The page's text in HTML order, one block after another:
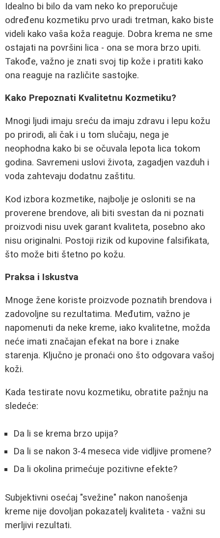
Idealno bi bilo da vam neko ko preporučuje
određenu kozmetiku prvo uradi tretman, kako biste
videli kako vaša koža reaguje. Dobra krema ne sme
ostajati na površini lica - ona se mora brzo upiti.
Takođe, važno je znati svoj tip kože i pratiti kako
ona reaguje na različite sastojke.
Kako Prepoznati Kvalitetnu Kozmetiku?
Mnogi ljudi imaju sreću da imaju zdravu i lepu kožu
po prirodi, ali čak i u tom slučaju, nega je
neophodna kako bi se očuvala lepota lica tokom
godina. Savremeni uslovi života, zagadjen vazduh i
voda zahtevaju dodatnu zaštitu.
Kod izbora kozmetike, najbolje je osloniti se na
proverene brendove, ali biti svestan da ni poznati
proizvodi nisu uvek garant kvaliteta, posebno ako
nisu originalni. Postoji rizik od kupovine falsifikata,
što može biti štetno po kožu.
Praksa i Iskustva
Mnoge žene koriste proizvode poznatih brendova i
zadovoljne su rezultatima. Međutim, važno je
napomenuti da neke kreme, iako kvalitetne, možda
neće imati značajan efekat na bore i znake
starenja. Ključno je pronaći ono što odgovara vašoj
koži.
Kada testirate novu kozmetiku, obratite pažnju na
sledeće:
Da li se krema brzo upija?
Da li se nakon 3-4 meseca vide vidljive promene?
Da li okolina primećuje pozitivne efekte?
Subjektivni osećaj "svežine" nakon nanošenja
kreme nije dovoljan pokazatelj kvaliteta - važni su
merljivi rezultati.